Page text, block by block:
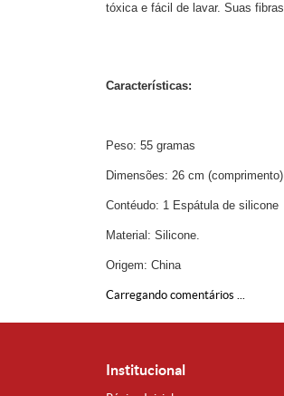
tóxica e fácil de lavar. Suas
Características:
Peso: 55 gramas
Dimensões: 26 cm (comprimento)
Contéudo: 1 Espátula de silicone
Material: Silicone.
Origem: China
Carregando comentários ...
Institucional